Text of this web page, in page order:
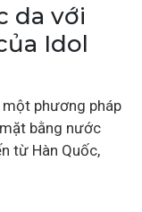
da với
Idol
một phương pháp
bằng nước
từ Hàn Quốc,